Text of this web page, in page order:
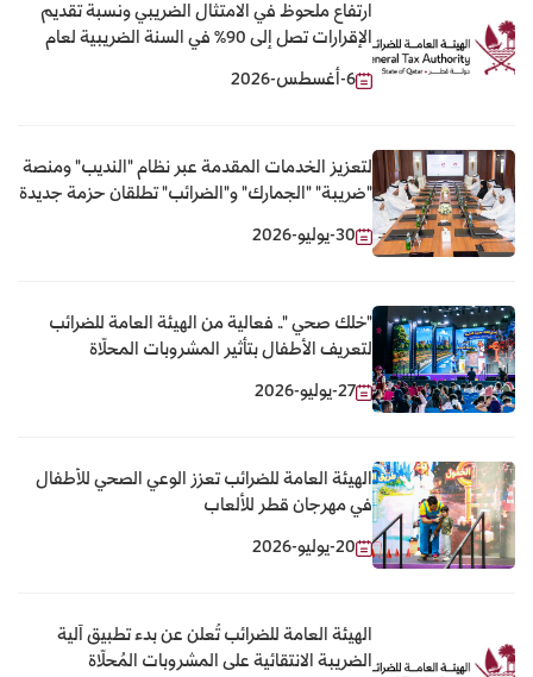
ارتفاع ملحوظ في الامتثال الضريبي ونسبة تقديم
الإقرارات تصل إلى 90% في السنة الضريبية لعام
2025
6-أغسطس-2026
لتعزيز الخدمات المقدمة عبر نظام "النديب" ومنصة
"ضريبة" "الجمارك" و"الضرائب" تطلقان حزمة جديدة
من الخدمات الرقمية المشتركة
30-يوليو-2026
"خلك صحي ".. فعالية من الهيئة العامة للضرائب
لتعريف الأطفال بتأثير المشروبات المحلّاة
27-يوليو-2026
الهيئة العامة للضرائب تعزز الوعي الصحي للأطفال
في مهرجان قطر للألعاب
20-يوليو-2026
الهيئة العامة للضرائب تُعلن عن بدء تطبيق آلية
الضريبة الانتقائية على المشروبات المُحلّاة